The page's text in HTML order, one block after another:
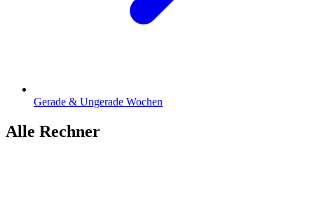
Gerade & Ungerade Wochen
Alle Rechner